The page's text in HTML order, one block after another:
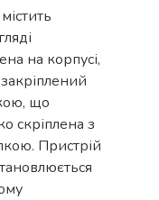
на корпусі,
що
скріплена з
Пристрій